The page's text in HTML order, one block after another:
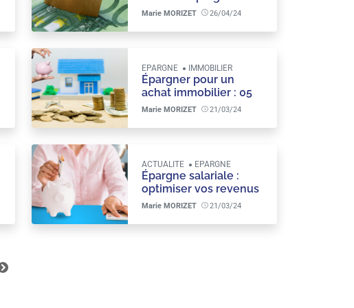
avant la baisse des
faire !
Marie MORIZET 26/04/24
Épargner pour un
achat immobilier : 05
conseils pratiques
apport
EPARGNE IMMOBILIER
Marie MORIZET 21/03/24
Épargne salariale :
optimiser vos revenus
grâce à des stratégies
ACTUALITE EPARGNE
Marie MORIZET 21/03/24